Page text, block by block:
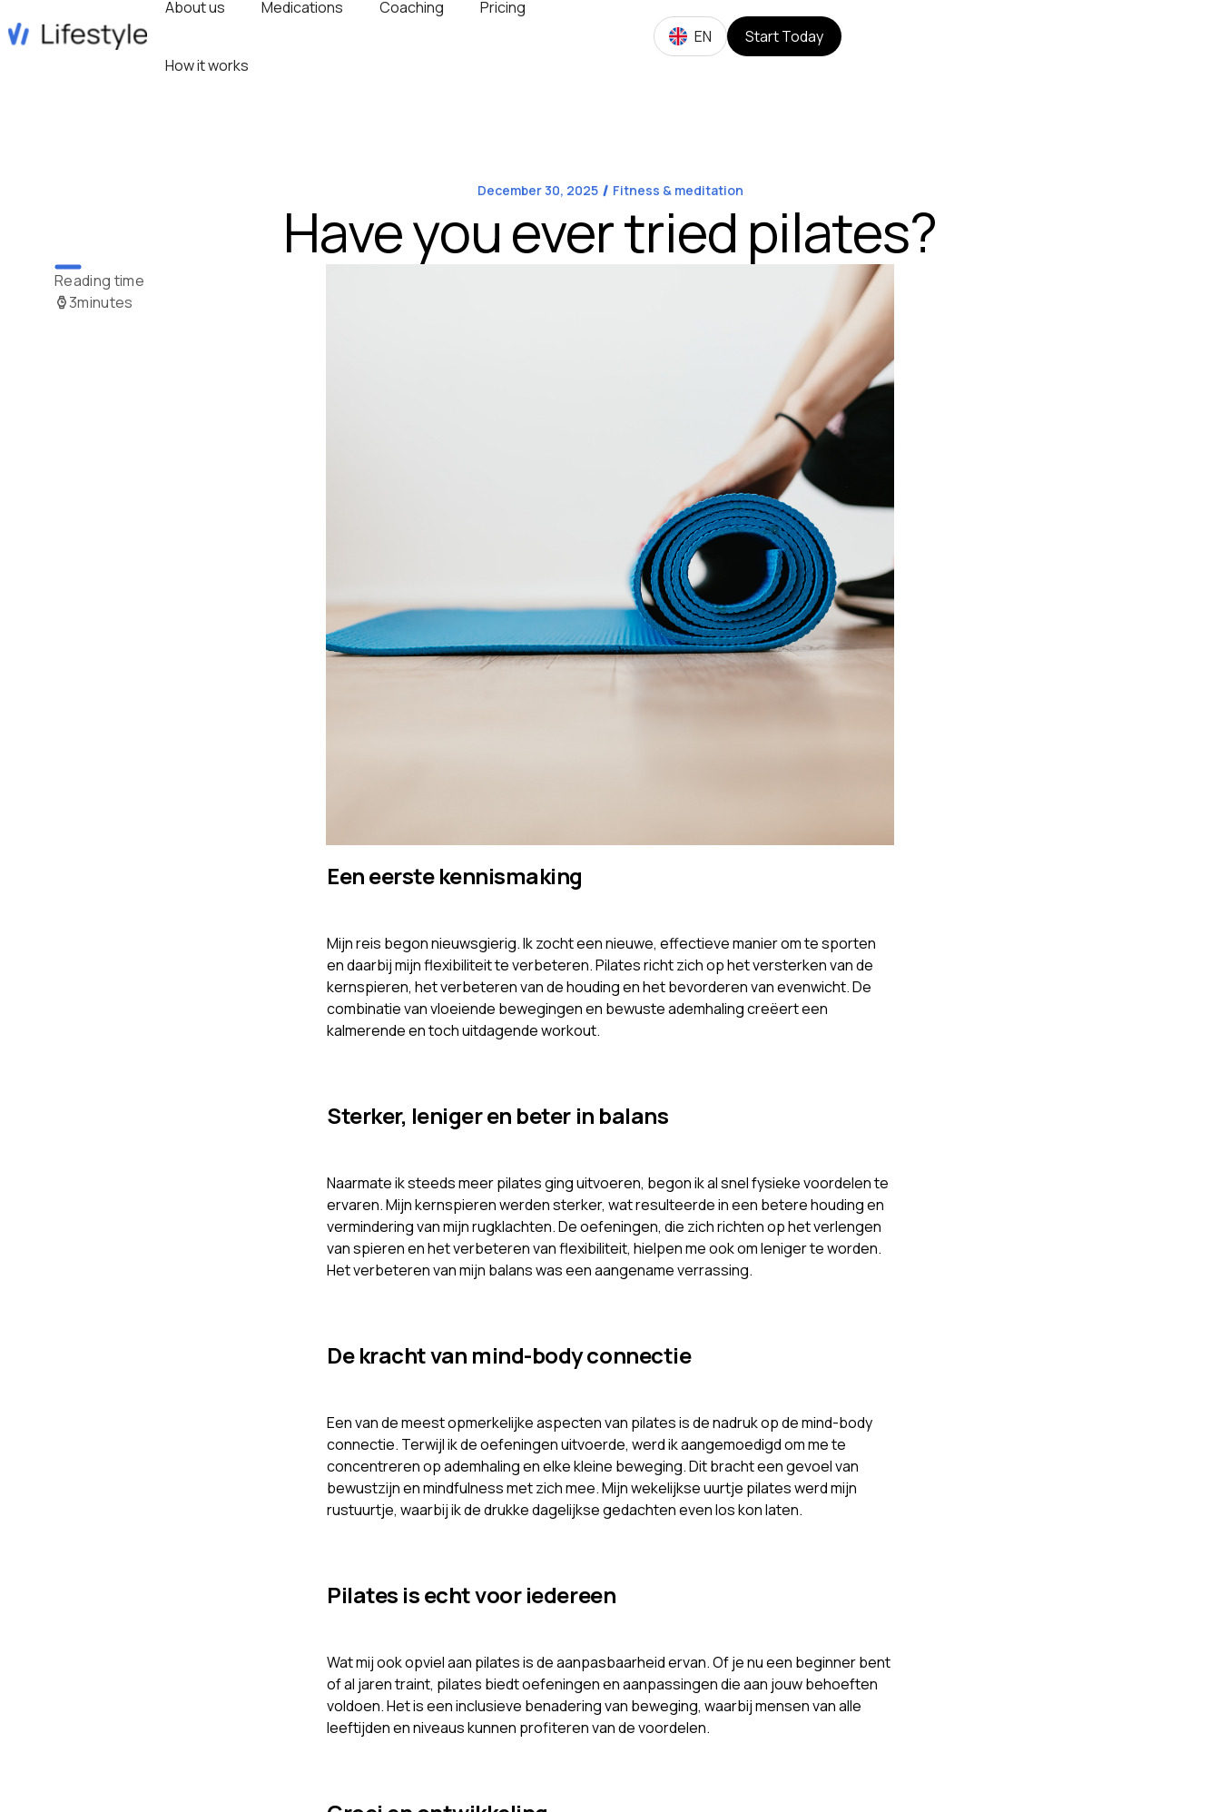
About us Medications Coaching Pricing
How it works
EN Start Today
December 30, 2025 Fitness & meditation
Have you ever tried pilates?
Reading time
3minutes
Een eerste kennismaking
Mijn reis begon nieuwsgierig. Ik zocht een nieuwe, effectieve manier om te sporten
en daarbij mijn flexibiliteit te verbeteren. Pilates richt zich op het versterken van de
kernspieren, het verbeteren van de houding en het bevorderen van evenwicht. De
combinatie van vloeiende bewegingen en bewuste ademhaling creëert een
kalmerende en toch uitdagende workout.
Sterker, leniger en beter in balans
Naarmate ik steeds meer pilates ging uitvoeren, begon ik al snel fysieke voordelen te
ervaren. Mijn kernspieren werden sterker, wat resulteerde in een betere houding en
vermindering van mijn rugklachten. De oefeningen, die zich richten op het verlengen
van spieren en het verbeteren van flexibiliteit, hielpen me ook om leniger te worden.
Het verbeteren van mijn balans was een aangename verrassing.
De kracht van mind-body connectie
Een van de meest opmerkelijke aspecten van pilates is de nadruk op de mind-body
connectie. Terwijl ik de oefeningen uitvoerde, werd ik aangemoedigd om me te
concentreren op ademhaling en elke kleine beweging. Dit bracht een gevoel van
bewustzijn en mindfulness met zich mee. Mijn wekelijkse uurtje pilates werd mijn
rustuurtje, waarbij ik de drukke dagelijkse gedachten even los kon laten.
Pilates is echt voor iedereen
Wat mij ook opviel aan pilates is de aanpasbaarheid ervan. Of je nu een beginner bent
of al jaren traint, pilates biedt oefeningen en aanpassingen die aan jouw behoeften
voldoen. Het is een inclusieve benadering van beweging, waarbij mensen van alle
leeftijden en niveaus kunnen profiteren van de voordelen.